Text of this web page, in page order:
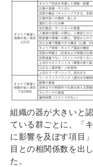
組織の器が大きいと
ている群ごとに、「
に影響を及ぼす項目
目との相関係数を出
た。